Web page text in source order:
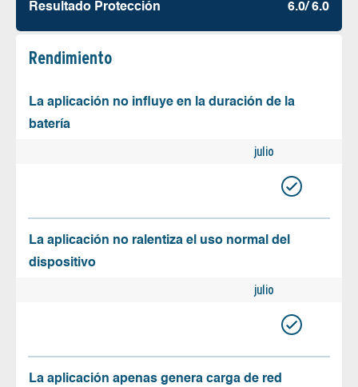
Resultado Protección 6.0/ 6.0
Rendimiento
La aplicación no influye en la duración de la
batería
julio
La aplicación no ralentiza el uso normal del
dispositivo
julio
La aplicación apenas genera carga de red